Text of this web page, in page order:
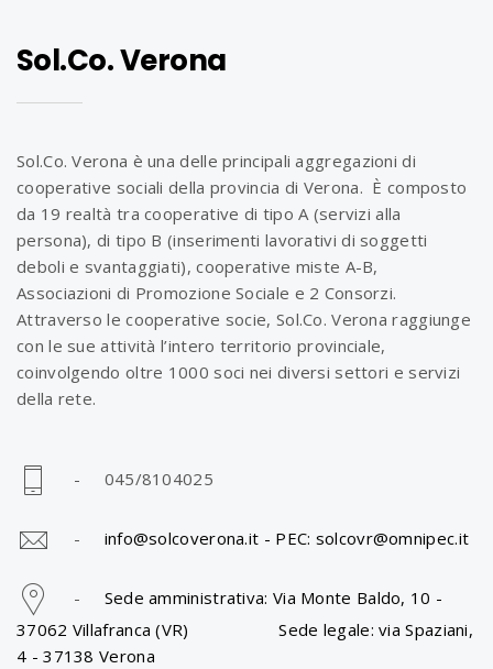
r
t
f
o
l
i
o
n
a
Sol.Co. Verona
Sol.Co. Verona è una delle principali aggregazioni di
cooperative sociali della provincia di Verona. È composto
da 19 realtà tra cooperative di tipo A (servizi alla
persona), di tipo B (inserimenti lavorativi di soggetti
deboli e svantaggiati), cooperative miste A-B,
Associazioni di Promozione Sociale e 2 Consorzi.
Attraverso le cooperative socie, Sol.Co. Verona raggiunge
con le sue attività l’intero territorio provinciale,
coinvolgendo oltre 1000 soci nei diversi settori e servizi
della rete.
- 045/8104025
- info@solcoverona.it - PEC: solcovr@omnipec.it
- Sede amministrativa: Via Monte Baldo, 10 -
37062 Villafranca (VR) Sede legale: via Spaziani,
4 - 37138 Verona